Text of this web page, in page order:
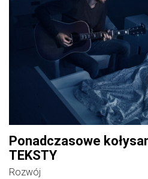
Ponadczasowe
TEKSTY
Rozwój